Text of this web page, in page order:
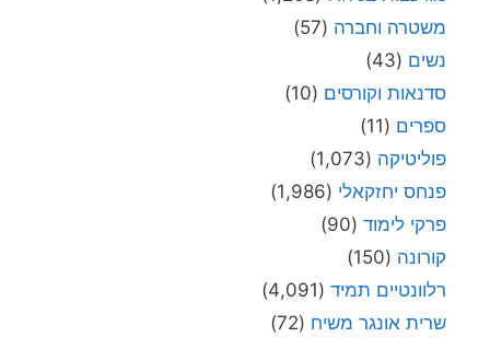
משטרה וחברה (57)
נשים (43)
סדנאות וקורסים (10)
ספרים (11)
פוליטיקה (1,073)
פנחס יחזקאלי (1,986)
פרקי לימוד (90)
קורונה (150)
רלוונטיים תמיד (4,091)
שרית אונגר משיח (72)